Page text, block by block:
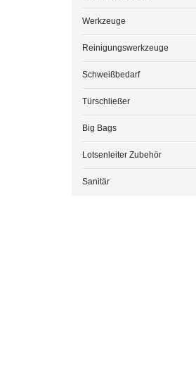
Werkzeuge
Reinigungswerkzeuge
Schweißbedarf
Türschließer
Big Bags
Lotsenleiter Zubehör
Sanitär